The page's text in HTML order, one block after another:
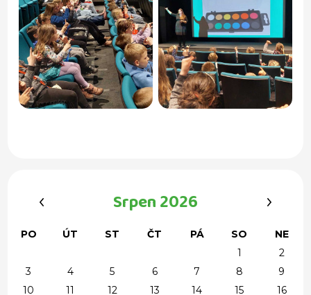
Srpen 2026
PO ÚT ST ČT PÁ SO
NE
1
2
3
4 5 6 7 8
9
10
11 12 13 14 15
16